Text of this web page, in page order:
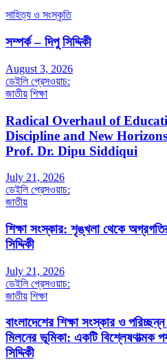
সাহিত্য ও সংস্কৃতি
সম্পর্ক – দিপু সিদ্দিকী
August 3, 2026
ডেইলি প্রেসওয়াচ:
জাতীয় শিক্ষা
Radical Overhaul of
Discipline and New
Prof. Dr. Dipu Siddiqui
July 21, 2026
ডেইলি প্রেসওয়াচ:
জাতীয়
শিক্ষা সংস্কার: শৃঙ্খলা থেকে
সিদ্দিকী
July 21, 2026
ডেইলি প্রেসওয়াচ:
জাতীয় শিক্ষা
বাংলাদেশের শিক্ষা সংস্কার ও
মিলনের ভূমিকা: একটি বিশ্লেষণাত্মক
সিদ্দিকী